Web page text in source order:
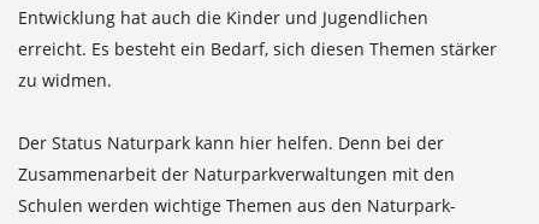
Entwicklung hat auch die Kinder und Jugendlichen
erreicht. Es besteht ein Bedarf, sich diesen Themen stärker
zu widmen.
Der Status Naturpark kann hier helfen. Denn bei der
Zusammenarbeit der Naturparkverwaltungen mit den
Schulen werden wichtige Themen aus den Naturpark-